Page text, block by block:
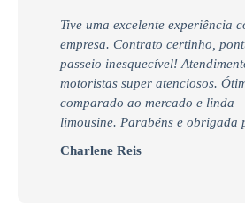
Tive uma excelente experiência
empresa. Contrato certinho,
passeio inesquecível!
motoristas super atenciosos.
comparado ao mercado e linda
limousine. Parabéns e obrigada
Charlene Reis